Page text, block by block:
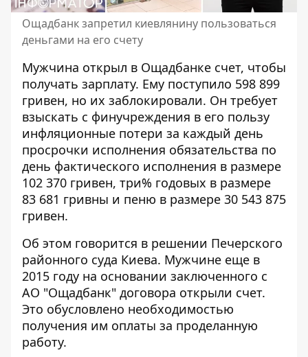
Ощадбанк запретил киевлянину пользоваться
деньгами на его счету
Мужчина открыл в Ощадбанке счет, чтобы
получать зарплату. Ему поступило 598 899
гривен, но их заблокировали. Он требует
взыскать с финучреждения в его пользу
инфляционные потери за каждый день
просрочки исполнения обязательства по
день фактического исполнения в размере
102 370 гривен, три% годовых в размере
83 681 гривны и пеню в размере 30 543 875
гривен.
Об этом говорится в решении Печерского
районного суда Киева. Мужчине еще в
2015 году на основании заключенного с
АО "Ощадбанк" договора открыли счет.
Это обусловлено необходимостью
получения им оплаты за проделанную
работу.